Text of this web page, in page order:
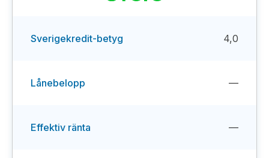
Sverigekredit-betyg 4,0
Lånebelopp —
Effektiv ränta —